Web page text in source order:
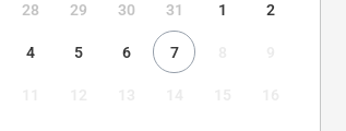
28 29 30 31 1 2
4 5 6 7